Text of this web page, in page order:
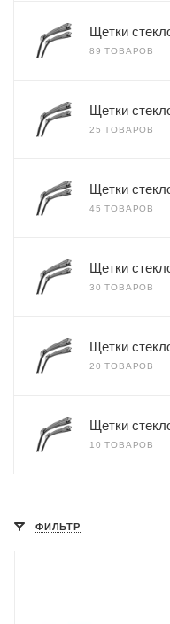
Щетки
89 ТОВАРОВ
Щетки
25 ТОВАРОВ
Щетки
45 ТОВАРОВ
Щетки
30 ТОВАРОВ
Щетки
20 ТОВАРОВ
Щетки
10 ТОВАРОВ
ФИЛЬТР